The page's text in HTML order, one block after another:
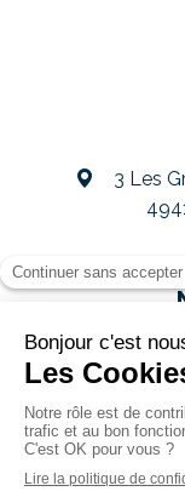
3 Les